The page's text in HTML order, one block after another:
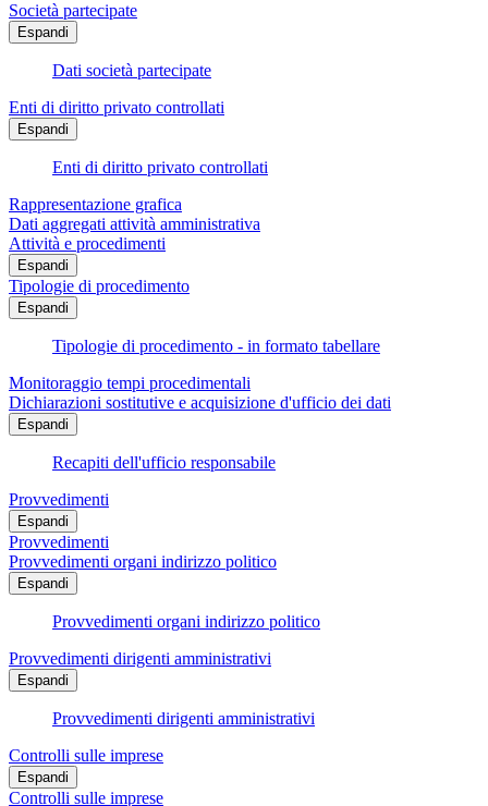
Società partecipate
Espandi
Dati società partecipate
Enti di diritto privato controllati
Espandi
Enti di diritto privato controllati
Rappresentazione grafica
Dati aggregati attività amministrativa
Attività e procedimenti
Espandi
Tipologie di procedimento
Espandi
Tipologie di procedimento - in formato tabellare
Monitoraggio tempi procedimentali
Dichiarazioni sostitutive e acquisizione d'ufficio dei dati
Espandi
Recapiti dell'ufficio responsabile
Provvedimenti
Espandi
Provvedimenti
Provvedimenti organi indirizzo politico
Espandi
Provvedimenti organi indirizzo politico
Provvedimenti dirigenti amministrativi
Espandi
Provvedimenti dirigenti amministrativi
Controlli sulle imprese
Espandi
Controlli sulle imprese